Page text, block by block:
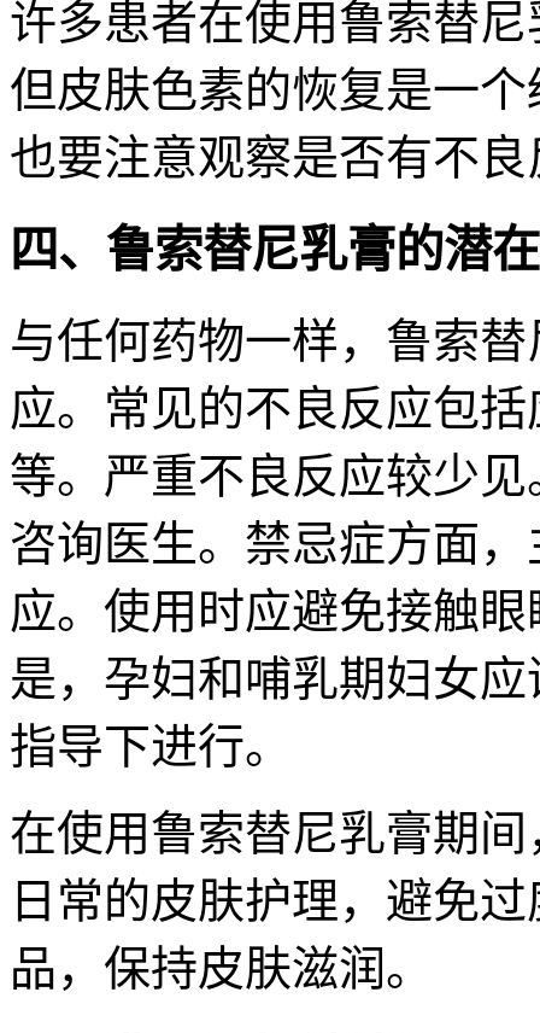
许多患者在使用鲁索替
但皮肤色素的恢复是一
也要注意观察是否有不
四、鲁索替尼乳膏的潜
与任何药物一样，鲁索
应。常见的不良反应包
等。严重不良反应较少
咨询医生。禁忌症方面
应。使用时应避免接触
是，孕妇和哺乳期妇女
指导下进行。
在使用鲁索替尼乳膏期
日常的皮肤护理，避免
品，保持皮肤滋润。